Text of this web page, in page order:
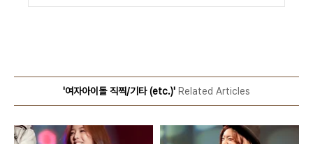
'여자아이돌 직찍/기타 (etc.)' Related Articles